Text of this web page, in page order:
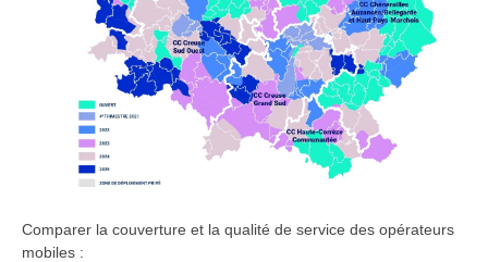
Comparer la couverture et la qualité de service des opérateurs
mobiles :